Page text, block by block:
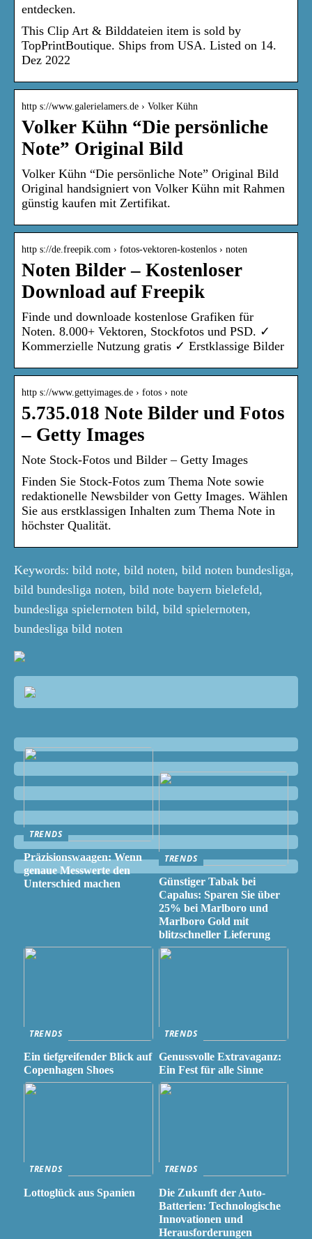
entdecken.
This Clip Art & Bilddateien item is sold by
TopPrintBoutique. Ships from USA. Listed on 14.
Dez 2022
http s://www.galerielamers.de › Volker Kühn
Volker Kühn “Die persönliche
Note” Original Bild
Volker Kühn “Die persönliche Note” Original Bild
Original handsigniert von Volker Kühn mit Rahmen
günstig kaufen mit Zertifikat.
http s://de.freepik.com › fotos-vektoren-kostenlos › noten
Noten Bilder – Kostenloser
Download auf Freepik
Finde und downloade kostenlose Grafiken für
Noten. 8.000+ Vektoren, Stockfotos und PSD. ✓
Kommerzielle Nutzung gratis ✓ Erstklassige Bilder
http s://www.gettyimages.de › fotos › note
5.735.018 Note Bilder und Fotos
– Getty Images
Note Stock-Fotos und Bilder – Getty Images
Finden Sie Stock-Fotos zum Thema Note sowie
redaktionelle Newsbilder von Getty Images. Wählen
Sie aus erstklassigen Inhalten zum Thema Note in
höchster Qualität.
Keywords: bild note, bild noten, bild noten bundesliga,
bild bundesliga noten, bild note bayern bielefeld,
bundesliga spielernoten bild, bild spielernoten,
bundesliga bild noten
TRENDS
Präzisionswaagen: Wenn
genaue Messwerte den
Unterschied machen
TRENDS
Günstiger Tabak bei
Capalus: Sparen Sie über
25% bei Marlboro und
Marlboro Gold mit
blitzschneller Lieferung
TRENDS
Ein tiefgreifender Blick auf
Copenhagen Shoes
TRENDS
Genussvolle Extravaganz:
Ein Fest für alle Sinne
TRENDS
Lottoglück aus Spanien
TRENDS
Die Zukunft der Auto-
Batterien: Technologische
Innovationen und
Herausforderungen